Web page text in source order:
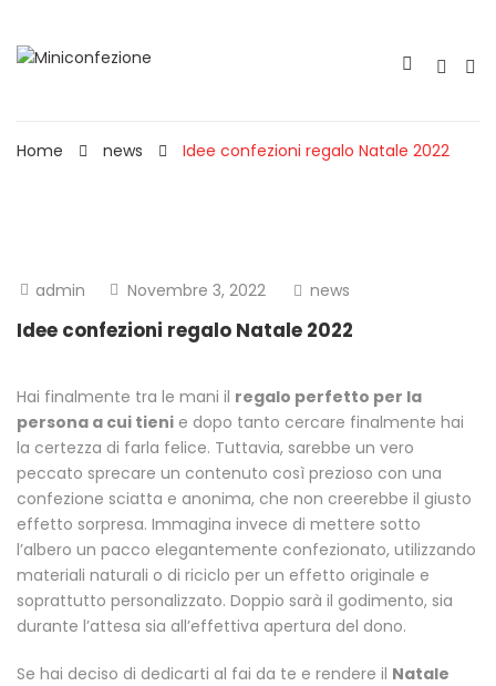
Home news Idee confezioni regalo Natale 2022
admin Novembre 3, 2022 news
Idee confezioni regalo Natale 2022
Hai finalmente tra le mani il regalo perfetto per la
persona a cui tieni e dopo tanto cercare finalmente hai
la certezza di farla felice. Tuttavia, sarebbe un vero
peccato sprecare un contenuto così prezioso con una
confezione sciatta e anonima, che non creerebbe il giusto
effetto sorpresa. Immagina invece di mettere sotto
l’albero un pacco elegantemente confezionato, utilizzando
materiali naturali o di riciclo per un effetto originale e
soprattutto personalizzato. Doppio sarà il godimento, sia
durante l’attesa sia all’effettiva apertura del dono.
Se hai deciso di dedicarti al fai da te e rendere il Natale